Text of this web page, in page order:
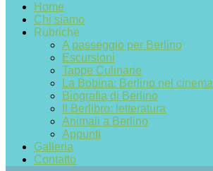
Home
Chi siamo
Rubriche
A passeggio per Berlino
Escursioni
Tappe Culinarie
La Bobina: Berlino nel cinema
Biografia di Berlino
Il Berlibro: letteratura
Animali a Berlino
Appunti
Galleria
Contatto